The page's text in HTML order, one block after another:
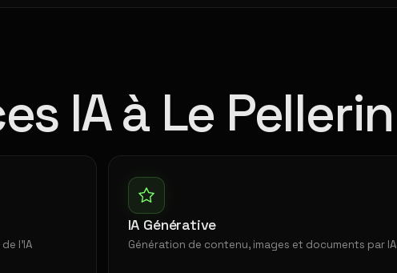
IA à Le Pellerin
l'IA
IA Générative
Génération de contenu, images et documents par IA